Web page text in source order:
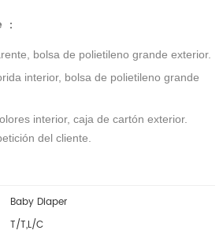
：
bolsa de polietileno grande exterior.
interior, bolsa de polietileno grande
interior, caja de cartón exterior.
del cliente.
Baby Diaper
T/T,L/C